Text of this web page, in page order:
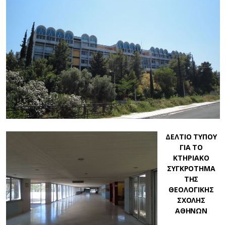
ΔΕΛΤΙΟ ΤΥΠΟΥ
ΓΙΑ ΤΟ
ΚΤΗΡΙΑΚΟ
ΣΥΓΚΡΟΤΗΜΑ
ΤΗΣ
ΘΕΟΛΟΓΙΚΗΣ
ΣΧΟΛΗΣ
ΑΘΗΝΩΝ